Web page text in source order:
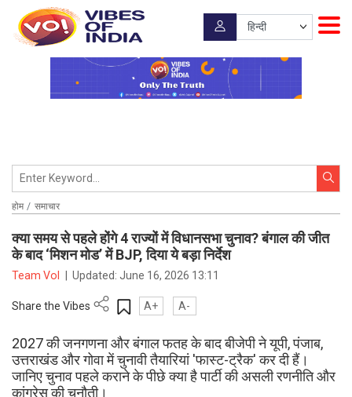
होम समाचार
क्या समय से पहले होंगे 4 राज्यों में विधानसभा चुनाव? बंगाल की जीत
के बाद ‘मिशन मोड’ में BJP, दिया ये बड़ा निर्देश
Team VoI Updated:June 16, 2026 13:11
Share the Vibes A+ A-
2027 की जनगणना और बंगाल फतह के बाद बीजेपी ने यूपी, पंजाब,
उत्तराखंड और गोवा में चुनावी तैयारियां 'फास्ट-ट्रैक' कर दी हैं।
जानिए चुनाव पहले कराने के पीछे क्या है पार्टी की असली रणनीति और
कांग्रेस की चुनौती।